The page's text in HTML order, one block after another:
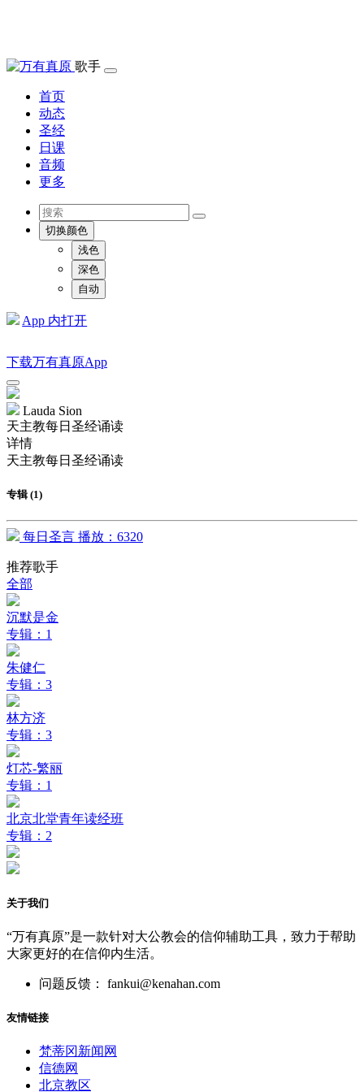
歌手
首页
动态
圣经
日课
音频
更多
切换颜色
浅色
深色
自动
App 内打开
下载万有真原App
Lauda Sion
天主教每日圣经诵读
详情
天主教每日圣经诵读
专辑 (1)
每日圣言 播放：6320
推荐歌手
全部
沉默是金
专辑：1
朱健仁
专辑：3
林方济
专辑：3
灯芯-繁丽
专辑：1
北京北堂青年读经班
专辑：2
关于我们
“万有真原”是一款针对大公教会的信仰辅助工具，致力于帮助
大家更好的在信仰内生活。
问题反馈： fankui@kenahan.com
友情链接
梵蒂冈新闻网
信德网
北京教区